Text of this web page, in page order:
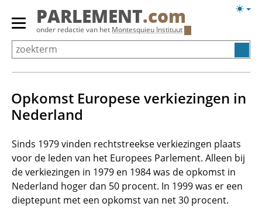
Overslaan
Primair
menu
tonen/verbergen
PARLEMENT.com
onder redactie van het Montesquieu Instituut
Opkomst Europese verkiezingen in
Nederland
Sinds 1979 vinden rechtstreekse verkiezingen plaats
voor de leden van het Europees Parlement. Alleen bij
de verkiezingen in 1979 en 1984 was de opkomst in
Nederland hoger dan 50 procent. In 1999 was er een
dieptepunt met een opkomst van net 30 procent.